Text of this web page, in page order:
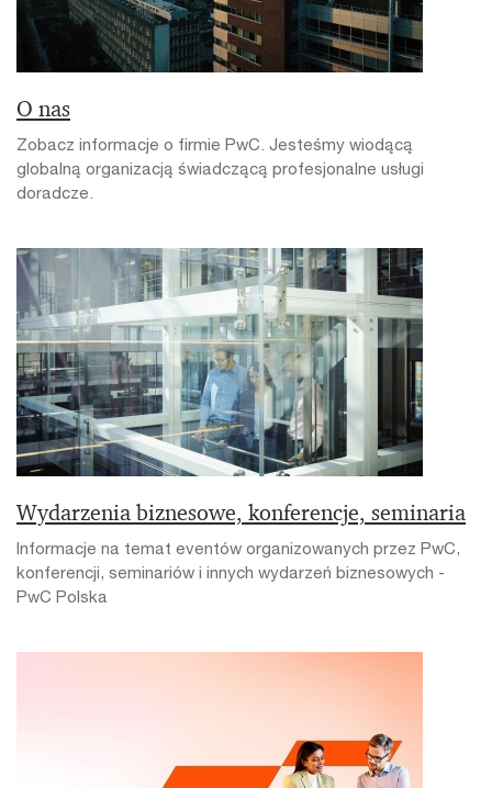
O nas
Zobacz informacje o firmie PwC. Jesteśmy wiodącą
globalną organizacją świadczącą profesjonalne usługi
doradcze.
Wydarzenia biznesowe, konferencje, seminaria
Informacje na temat eventów organizowanych przez PwC,
konferencji, seminariów i innych wydarzeń biznesowych -
PwC Polska